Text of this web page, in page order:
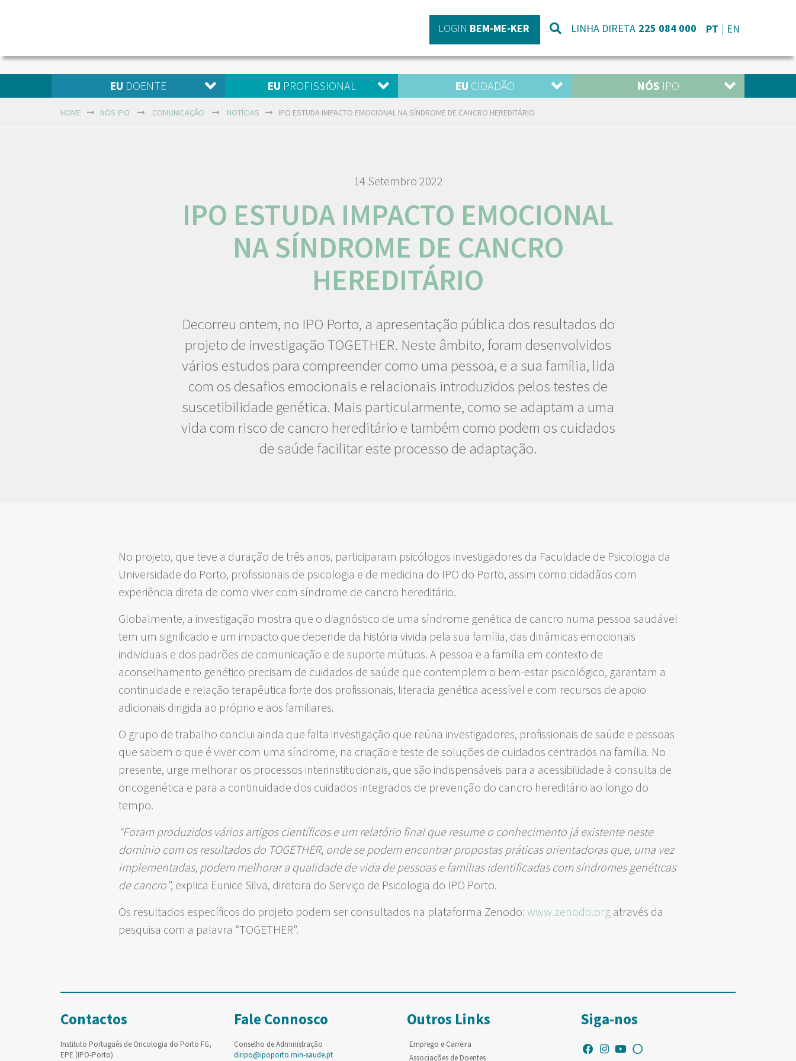
LOGIN BEM-ME-KER LINHA DIRETA 225 084 000 PT EN
EU DOENTE EU PROFISSIONAL EU CIDADÃO NÓS IPO
HOME NÓS IPO COMUNICAÇÃO NOTÍCIAS IPO ESTUDA IMPACTO EMOCIONAL NA SÍNDROME DE CANCRO HEREDITÁRIO
14 Setembro 2022
IPO ESTUDA IMPACTO EMOCIONAL
NA SÍNDROME DE CANCRO
HEREDITÁRIO
Decorreu ontem, no IPO Porto, a apresentação pública dos resultados do
projeto de investigação TOGETHER. Neste âmbito, foram desenvolvidos
vários estudos para compreender como uma pessoa, e a sua família, lida
com os desafios emocionais e relacionais introduzidos pelos testes de
suscetibilidade genética. Mais particularmente, como se adaptam a uma
vida com risco de cancro hereditário e também como podem os cuidados
de saúde facilitar este processo de adaptação.
No projeto, que teve a duração de três anos, participaram psicólogos investigadores da Faculdade de Psicologia da
Universidade do Porto, profissionais de psicologia e de medicina do IPO do Porto, assim como cidadãos com
experiência direta de como viver com síndrome de cancro hereditário.
Globalmente, a investigação mostra que o diagnóstico de uma síndrome genética de cancro numa pessoa saudável
tem um significado e um impacto que depende da história vivida pela sua família, das dinâmicas emocionais
individuais e dos padrões de comunicação e de suporte mútuos. A pessoa e a família em contexto de
aconselhamento genético precisam de cuidados de saúde que contemplem o bem-estar psicológico, garantam a
continuidade e relação terapêutica forte dos profissionais, literacia genética acessível e com recursos de apoio
adicionais dirigida ao próprio e aos familiares.
O grupo de trabalho conclui ainda que falta investigação que reúna investigadores, profissionais de saúde e pessoas
que sabem o que é viver com uma síndrome, na criação e teste de soluções de cuidados centrados na família. No
presente, urge melhorar os processos interinstitucionais, que são indispensáveis para a acessibilidade à consulta de
oncogenética e para a continuidade dos cuidados integrados de prevenção do cancro hereditário ao longo do
tempo.
“Foram produzidos vários artigos científicos e um relatório final que resume o conhecimento já existente neste
domínio com os resultados do TOGETHER, onde se podem encontrar propostas práticas orientadoras que, uma vez
implementadas, podem melhorar a qualidade de vida de pessoas e famílias identificadas com síndromes genéticas
de cancro”, explica Eunice Silva, diretora do Serviço de Psicologia do IPO Porto.
Os resultados específicos do projeto podem ser consultados na plataforma Zenodo: www.zenodo.orgatravés da
pesquisa com a palavra “TOGETHER”.
Contactos
Instituto Português de Oncologia do Porto FG,
EPE (IPO-Porto)
Fale Connosco
Conselho de Administração
diripo@ipoporto.min-saude.pt
Outros Links
Emprego e Carreira
Associações de Doentes
Siga-nos